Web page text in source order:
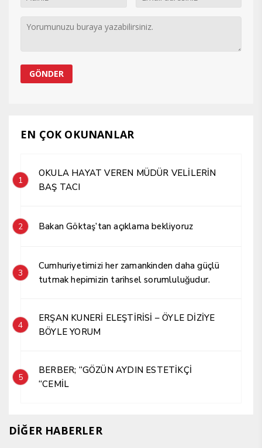
EN ÇOK OKUNANLAR
1
OKULA HAYAT VEREN MÜDÜR VELİLERİN
BAŞ TACI
2 Bakan Göktaş’tan açıklama bekliyoruz
3
Cumhuriyetimizi her zamankinden daha güçlü
tutmak hepimizin tarihsel sorumluluğudur.
4
ERŞAN KUNERİ ELEŞTİRİSİ – ÖYLE DİZİYE
BÖYLE YORUM
5
BERBER; “GÖZÜN AYDIN ESTETİKÇİ
“CEMİL
DİĞER HABERLER